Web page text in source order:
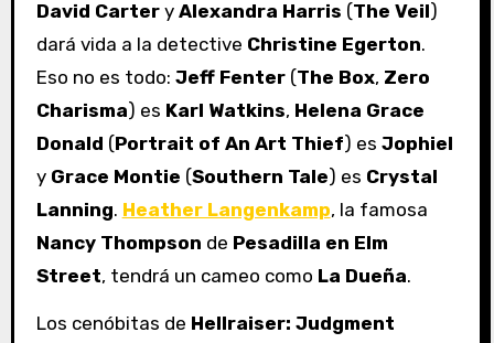
David Cartery Alexandra Harris (The Veil)
dará vida a la detective Christine Egerton.
Eso no es todo: Jeff Fenter (The Box, Zero
Charisma) es Karl Watkins, Helena Grace
Donald (Portrait of An Art Thief) es Jophiel
y Grace Montie (Southern Tale) es Crystal
Lanning. Heather Langenkamp, la famosa
Nancy Thompson de Pesadilla en Elm
Street, tendrá un cameo como La Dueña.
Los cenóbitas de Hellraiser: Judgment